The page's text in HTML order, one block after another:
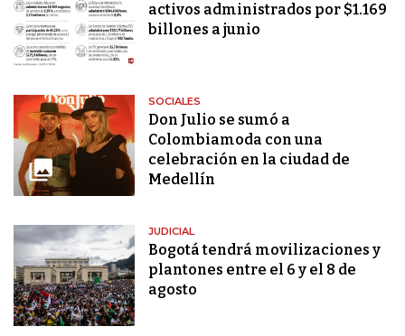
activos administrados por $1.169
billones a junio
SOCIALES
Don Julio se sumó a
Colombiamoda con una
celebración en la ciudad de
Medellín
JUDICIAL
Bogotá tendrá movilizaciones y
plantones entre el 6 y el 8 de
agosto